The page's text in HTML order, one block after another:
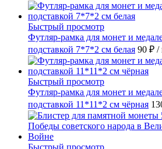
Быстрый просмотр
Футляр-рамка для монет и
подставкой 7*7*2 см белая 90 ₽ /
Быстрый просмотр
Футляр-рамка для монет и
подставкой 11*11*2 см чёрная
Быстрый просмотр